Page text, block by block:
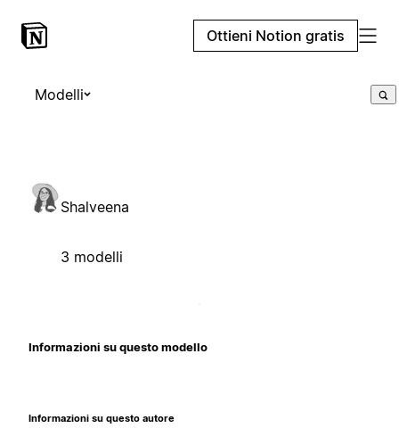
Ottieni Notion gratis
Modelli
Shalveena
3 modelli
Informazioni su questo modello
Informazioni su questo autore